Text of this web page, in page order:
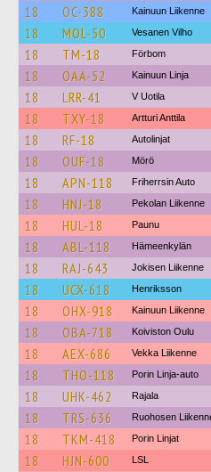
18 OC-388 Kainuun Liikenne
18 MOL-50 Vesanen Vilho
18 TM-18 Förbom
18 OAA-52 Kainuun Linja
18 LRR-41 V Uotila
18 TXY-18 Artturi Anttila
18 RF-18 Autolinjat
18 OUF-18 Mörö
18 APN-118 Friherrsin Auto
18 HNJ-18 Pekolan Liikenne
18 HUL-18 Paunu
18 ABL-118 Hämeenkylän
18 RAJ-643 Jokisen Liikenne
18 UCX-618 Henriksson
18 OHX-918 Kainuun Liikenne
18 OBA-718 Koiviston Oulu
18 AEX-686 Vekka Liikenne
18 THO-118 Porin Linja-auto
18 UHK-462 Rajala
18 TRS-636 Ruohosen
18 TKM-418 Porin Linjat
18 HJN-600 LSL